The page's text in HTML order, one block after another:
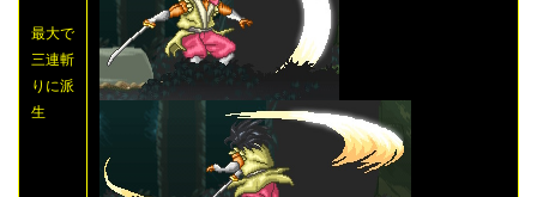
最大で
三連斬
りに派
生